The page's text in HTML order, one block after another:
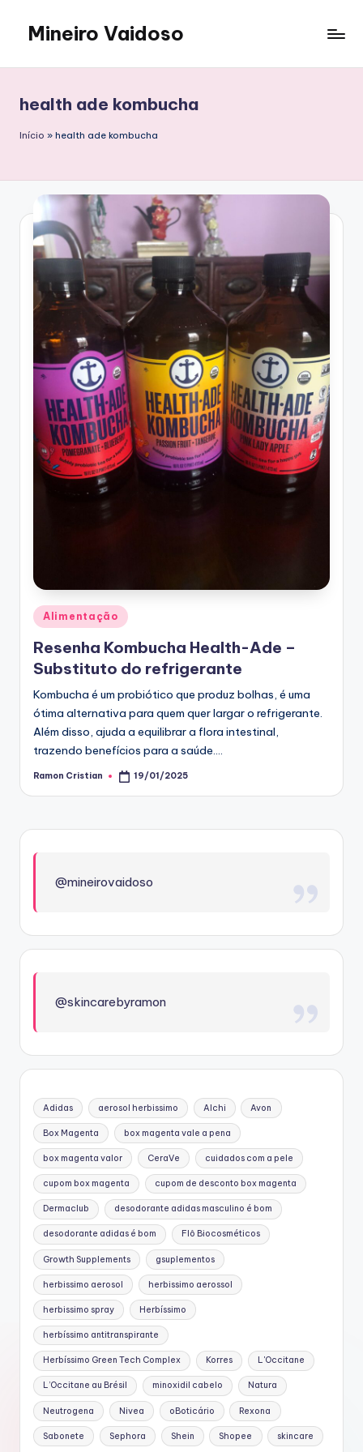
content
Mineiro Vaidoso
Autocuidado
e
Resenhas
health ade kombucha
Início » health ade kombucha
Posted
in
Alimentação
Resenha Kombucha Health-Ade –
Substituto do refrigerante
Kombucha é um probiótico que produz bolhas, é uma
ótima alternativa para quem quer largar o refrigerante.
Além disso, ajuda a equilibrar a flora intestinal,
trazendo benefícios para a saúde.…
Posted
Ramon Cristian 19/01/2025
@mineirovaidoso
@skincarebyramon
Adidas aerosol herbissimo Alchi Avon
Box Magenta box magenta vale a pena
box magenta valor CeraVe cuidados com a pele
cupom box magenta cupom de desconto box magenta
Dermaclub desodorante adidas masculino é bom
desodorante adidas é bom Flô Biocosméticos
Growth Supplements gsuplementos
herbissimo aerosol herbissimo aerossol
herbissimo spray Herbíssimo
herbíssimo antitranspirante
Herbíssimo Green Tech Complex Korres L'Occitane
L’Occitane au Brésil minoxidil cabelo Natura
Neutrogena Nivea oBoticário Rexona
Sabonete Sephora Shein Shopee skincare